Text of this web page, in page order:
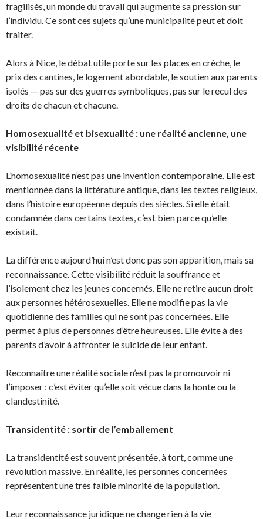
fragilisés, un monde du travail qui augmente sa pression sur
l’individu. Ce sont ces sujets qu’une municipalité peut et doit
traiter.
Alors à Nice, le débat utile porte sur les places en crèche, le
prix des cantines, le logement abordable, le soutien aux parents
isolés — pas sur des guerres symboliques, pas sur le recul des
droits de chacun et chacune.
Homosexualité et bisexualité : une réalité ancienne, une
visibilité récente
L’homosexualité n’est pas une invention contemporaine. Elle est
mentionnée dans la littérature antique, dans les textes religieux,
dans l’histoire européenne depuis des siècles. Si elle était
condamnée dans certains textes, c’est bien parce qu’elle
existait.
La différence aujourd’hui n’est donc pas son apparition, mais sa
reconnaissance. Cette visibilité réduit la souffrance et
l’isolement chez les jeunes concernés. Elle ne retire aucun droit
aux personnes hétérosexuelles. Elle ne modifie pas la vie
quotidienne des familles qui ne sont pas concernées. Elle
permet à plus de personnes d’être heureuses. Elle évite à des
parents d’avoir à affronter le suicide de leur enfant.
Reconnaître une réalité sociale n’est pas la promouvoir ni
l’imposer : c’est éviter qu’elle soit vécue dans la honte ou la
clandestinité.
Transidentité : sortir de l’emballement
La transidentité est souvent présentée, à tort, comme une
révolution massive. En réalité, les personnes concernées
représentent une très faible minorité de la population.
Leur reconnaissance juridique ne change rien à la vie